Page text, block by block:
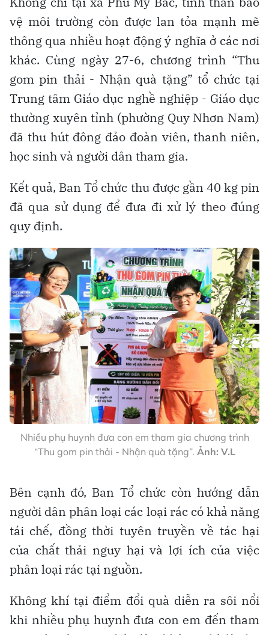
vệ môi trường còn được lan tỏa mạnh mẽ
thông qua nhiều hoạt động ý nghĩa ở các nơi
khác. Cùng ngày 27-6, chương trình “Thu
gom pin thải - Nhận quà tặng” tổ chức tại
Trung tâm Giáo dục nghề nghiệp - Giáo dục
thường xuyên tỉnh (phường Quy Nhơn Nam)
đã thu hút đông đảo đoàn viên, thanh niên,
học sinh và người dân tham gia.
Kết quả, Ban Tổ chức thu được gần 40 kg pin
đã qua sử dụng để đưa đi xử lý theo đúng
quy định.
Nhiều phụ huynh đưa con em tham gia chương trình
“Thu gom pin thải - Nhận quà tặng”. Ảnh: V.L
Bên cạnh đó, Ban Tổ chức còn hướng dẫn
người dân phân loại các loại rác có khả năng
tái chế, đồng thời tuyên truyền về tác hại
của chất thải nguy hại và lợi ích của việc
phân loại rác tại nguồn.
Không khí tại điểm đổi quà diễn ra sôi nổi
khi nhiều phụ huynh đưa con em đến tham